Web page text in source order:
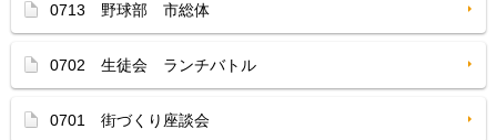
0713 野球部 市総体
0702 生徒会 ランチバトル
0701 街づくり座談会